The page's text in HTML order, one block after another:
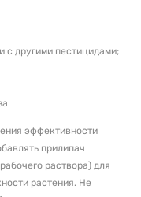
с другими пестицидами;
эффективности
прилипач
раствора) для
растения. Не